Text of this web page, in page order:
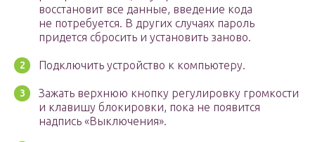
восстановит все данные, введение кода
не потребуется. В других случаях пароль
придется сбросить и установить заново.
Подключить устройство к компьютеру.
Зажать верхнюю кнопку регулировку громкости
и клавишу блокировки, пока не появится
надпись «Выключения».